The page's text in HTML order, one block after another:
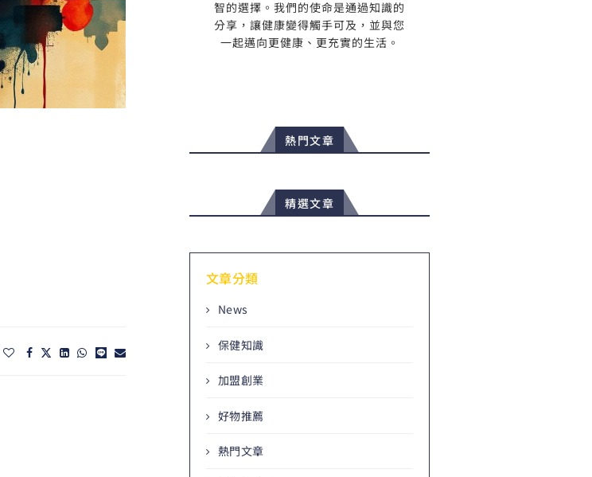
智的選擇。我們的使命是通過知識的
分享，讓健康變得觸手可及，並與您
一起邁向更健康、更充實的生活。
熱門文章
精選文章
文章分類
News
保健知識
加盟創業
好物推薦
熱門文章